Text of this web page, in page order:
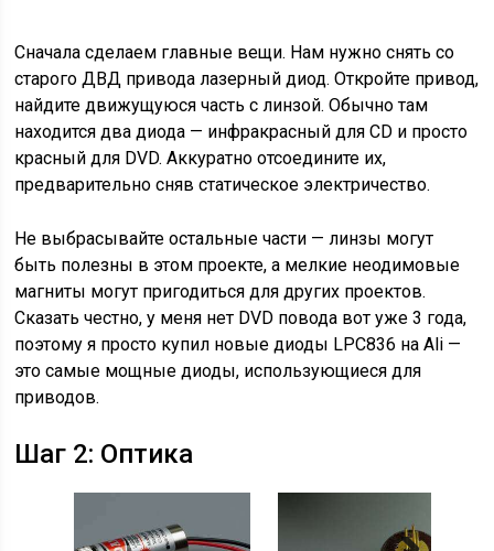
Сначала сделаем главные вещи. Нам нужно снять со
старого ДВД привода лазерный диод. Откройте привод,
найдите движущуюся часть с линзой. Обычно там
находится два диода — инфракрасный для CD и просто
красный для DVD. Аккуратно отсоедините их,
предварительно сняв статическое электричество.
Не выбрасывайте остальные части — линзы могут
быть полезны в этом проекте, а мелкие неодимовые
магниты могут пригодиться для других проектов.
Сказать честно, у меня нет DVD повода вот уже 3 года,
поэтому я просто купил новые диоды LPC836 на Ali —
это самые мощные диоды, использующиеся для
приводов.
Шаг 2: Оптика